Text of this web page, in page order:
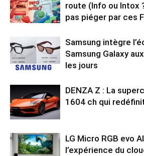
route (Info ou Intox
pas piéger par ces
Samsung intègre
Samsung Galaxy
les jours
DENZA Z : La
1604 ch qui
LG Micro RGB evo
l’expérience du